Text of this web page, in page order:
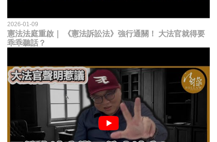
2026-01-09
憲法法庭重啟｜ 《憲法訴訟法》強行通關！ 大法官就得要
乖乖聽話？